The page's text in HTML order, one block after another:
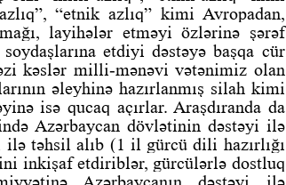
“etnik azlıq” kimi Avropadan,
layihələr etməyi özlərinə şərəf
etdiyi dəstəyə başqa cür
kəslər milli-mənəvi vətənimiz olan
əleyhinə hazırlanmış silah kimi
isə qucaq açırlar. Araşdıranda da
Azərbaycan dövlətinin dəstəyi ilə
ilə təhsil alıb (1 il gürcü dili hazırlığı
inkişaf etdiriblər, gürcülərlə dostluq